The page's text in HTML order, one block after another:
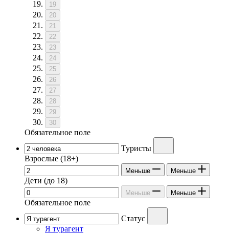
19
20
21
22
23
24
25
26
27
28
29
30
Обязательное поле
Туристы
Взрослые (18+)
Меньше Меньше
Дети (до 18)
Меньше Меньше
Обязательное поле
Статус
Я турагент